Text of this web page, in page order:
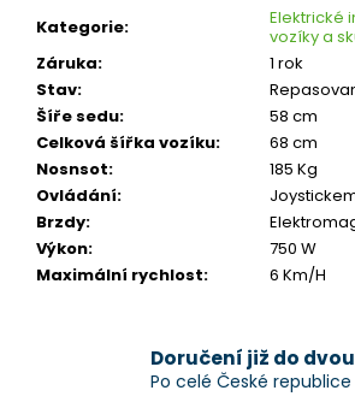
Kategorie:
Elektrické
vozíky a
Záruka:
1 rok
Stav:
Šíře sedu:
58 cm
Celková šířka vozíku:
68 cm
Nosnsot:
185 Kg
Ovládání:
Brzdy:
Výkon:
750 W
Maximální rychlost: 6 Km/H
Doručení již do
Po celé České republice